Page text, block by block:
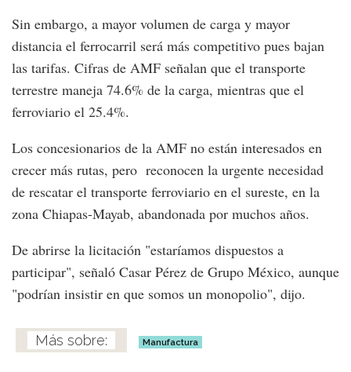
Sin embargo, a mayor volumen de carga y mayor
distancia el ferrocarril será más competitivo pues bajan
las tarifas. Cifras de AMF señalan que el transporte
terrestre maneja 74.6% de la carga, mientras que el
ferroviario el 25.4%.
Los concesionarios de la AMF no están interesados en
crecer más rutas, pero reconocen la urgente necesidad
de rescatar el transporte ferroviario en el sureste, en la
zona Chiapas-Mayab, abandonada por muchos años.
De abrirse la licitación "estaríamos dispuestos a
participar", señaló Casar Pérez de Grupo México, aunque
"podrían insistir en que somos un monopolio", dijo.
Manufactura